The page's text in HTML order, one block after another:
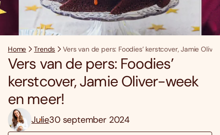
Home Trends Vers van de pers: Foodies’ kerstcover, Jamie
Vers van de pers: Foodies’
kerstcover, Jamie Oliver-week
en meer!
Julie30 september 2024